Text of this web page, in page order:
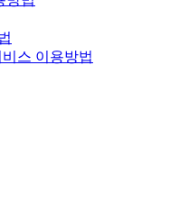
스 이용방법